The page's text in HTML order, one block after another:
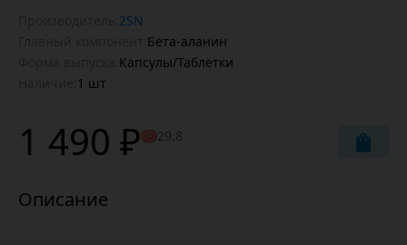
2SN
Бета-аланин
Капсулы/Таблетки
1 шт
1 490 ₽ 29.8